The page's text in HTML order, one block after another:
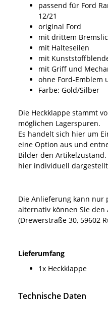
passend für Ford
12/21
original Ford
mit drittem
mit Halteseilen
mit
mit Griff und
ohne Ford-Emblem
Farbe: Gold/Silber
Die Heckklappe stammt
möglichen Lagerspuren.
Es handelt sich hier um
eine Option aus und
Bilder den
hier individuell
Die Anlieferung kann nur
alternativ können Sie
(Drewerstraße 30, 59602
Lieferumfang
1x Heckklappe
Technische Daten